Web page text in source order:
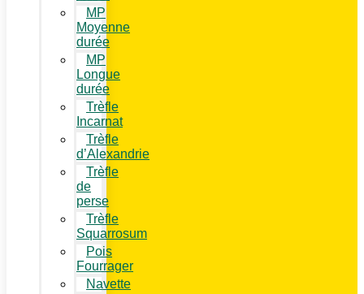
MP
Moyenne
durée
MP
Longue
durée
Trèfle
Incarnat
Trèfle
d’Alexandrie
Trèfle
de
perse
Trèfle
Squarrosum
Pois
Fourrager
Navette